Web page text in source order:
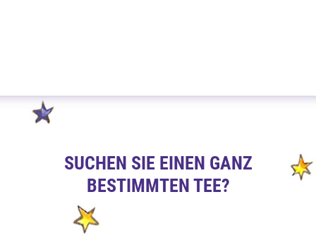
SUCHEN SIE EINEN GANZ
BESTIMMTEN TEE?